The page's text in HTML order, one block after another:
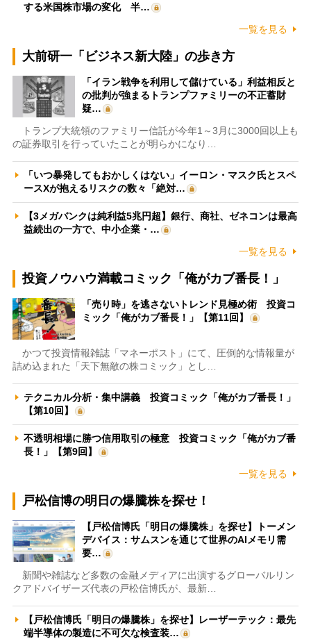
する米国株市場の変化 半…
一覧を見る
大前研一「ビジネス新大陸」の歩き方
「イラン戦争を利用して儲けている」利益相反と
の批判が強まるトランプファミリーの不正蓄財
疑…
トランプ大統領のファミリー信託が今年1～3月に3000回以上も
の証券取引を行っていたことが明らかになり…
「いつ暴発してもおかしくはない」イーロン・マスク氏とスペ
ースXが抱えるリスクの数々「絶対…
【3メガバンクは純利益5兆円超】銀行、商社、ゼネコンは最高
益続出の一方で、中小企業・…
一覧を見る
投資ノウハウ満載コミック「俺がカブ番長！」
「売り時」を逃さないトレンド見極め術 投資コ
ミック「俺がカブ番長！」【第11回】
かつて投資情報雑誌「マネーポスト」にて、圧倒的な情報量が
詰め込まれた「天下無敵の株コミック」とし…
テクニカル分析・集中講義 投資コミック「俺がカブ番長！」
【第10回】
不透明相場に勝つ信用取引の極意 投資コミック「俺がカブ番
長！」【第9回】
一覧を見る
戸松信博の明日の爆騰株を探せ！
【戸松信博氏「明日の爆騰株」を探せ】トーメン
デバイス：サムスンを通じて世界のAIメモリ需
要…
新聞や雑誌など多数の金融メディアに出演するグローバルリン
クアドバイザーズ代表の戸松信博氏が、最新…
【戸松信博氏「明日の爆騰株」を探せ】レーザーテック：最先
端半導体の製造に不可欠な検査装…